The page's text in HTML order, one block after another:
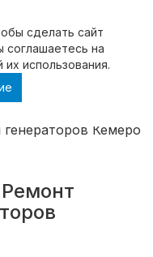
cделать сайт
соглашаетесь на
использования.
Кемерово